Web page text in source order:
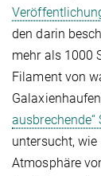
den darin
mehr als 1000
Filament von
ausbrechende“
untersucht,
Atmosphäre